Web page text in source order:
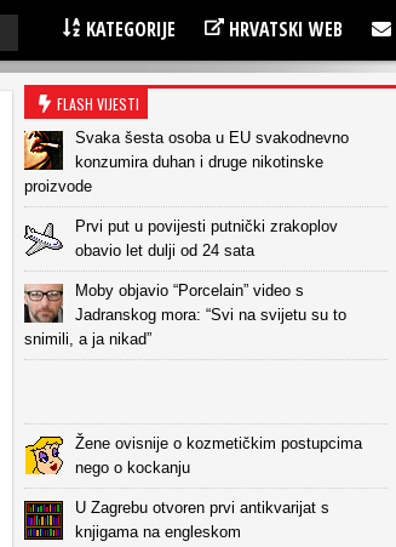
KATEGORIJE HRVATSKI WEB
FLASH VIJESTI
Svaka šesta osoba u EU svakodnevno
konzumira duhan i druge nikotinske
proizvode
Prvi put u povijesti putnički zrakoplov
obavio let dulji od 24 sata
Moby objavio “Porcelain” video s
Jadranskog mora: “Svi na svijetu su to
snimili, a ja nikad”
Žene ovisnije o kozmetičkim postupcima
nego o kockanju
U Zagrebu otvoren prvi antikvarijat s
knjigama na engleskom